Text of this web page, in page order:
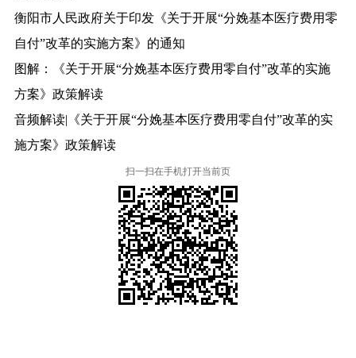
衡阳市人民政府关于印发《关于开展“分娩基本医疗费用零
自付”改革的实施方案》的通知
图解：《关于开展“分娩基本医疗费用零自付”改革的实施
方案》政策解读
音频解读|《关于开展“分娩基本医疗费用零自付”改革的实
施方案》政策解读
扫一扫在手机打开当前页